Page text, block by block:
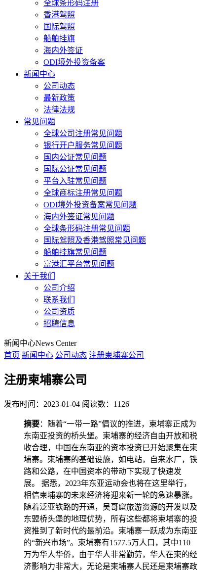
全球条形码注册
香港驾照
国际驾照
船舶挂旗
海内外签证
ODI境外投资备案
新闻中心
公司动态
最新政策
法律法规
常见问题
全球公司注册常见问题
银行开户服务常见问题
国内公证常见问题
国际公证常见问题
平台入驻常见问题
全球商标注册常见问题
ODI境外投资备案常见问题
海内外签证常见问题
全球条形码注册常见问题
国际驾照及香港驾照常见问题
船舶挂旗常见问题
富港汇平台常见问题
关于我们
公司介绍
联系我们
公司资质
招聘信息
新闻中心News Center
首页 新闻中心 公司动态 注册柬埔寨公司
注册柬埔寨公司
发布时间：2023-01-04 阅读数：1126
摘要：随着“一带一路”倡议的推进，柬埔寨正成为
东南亚投资的桥头堡。柬埔寨的经济自由开放和税
收合理，中国在东南亚的资本投资已开始聚集在柬
埔寨。柬埔寨的基础设施，如电站，自来水厂，铁
路和公路，在中国资本的带动下实现了快速发
展。 据悉，2023年东亚运动会也将在这里举行，
相信柬埔寨的未来经济将迎来新一轮的急速暴涨。
随着泛亚铁路的开通，吴哥窟旅游资源的开发以及
东盟桥头堡的地理优势，所有这些都将柬埔寨的投
资推到了新时代的最前沿。柬埔寨一跃成为东南亚
的“新兴市场”。柬埔寨有1577.5万人口，其中110
万为华人华侨，由于华人非常勤劳，华人在柬的经
济影响力非常大，无论是柬埔寨人民还是柬埔寨政